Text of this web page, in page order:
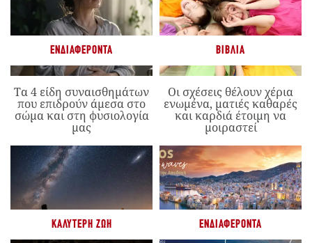
ΕΝΔΙΑΦΈΡΟΝΤΑ
Τα 4 είδη συναισθημάτων
που επιδρούν άμεσα στο
σώμα και στη φυσιολογία
μας
ΒΙΒΛΊΑ
Οι σχέσεις θέλουν χέρια
ενωμένα, ματιές καθαρές
και καρδιά έτοιμη να
μοιραστεί
ΚΑΛΎΤΕΡΗ ΖΩΉ ΕΝΔΙΑΦΈΡΟΝΤΑ